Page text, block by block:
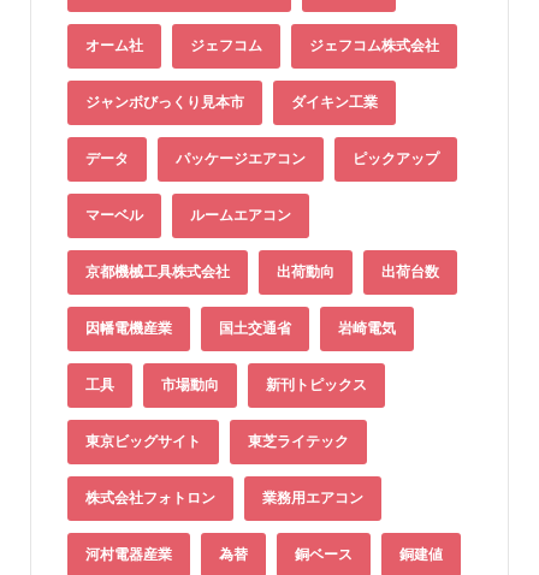
オーム社 ジェフコム ジェフコム株式会社
ジャンボびっくり見本市 ダイキン工業
データ パッケージエアコン ピックアップ
マーベル ルームエアコン
京都機械工具株式会社 出荷動向 出荷台数
因幡電機産業 国土交通省 岩崎電気
工具 市場動向 新刊トピックス
東京ビッグサイト 東芝ライテック
株式会社フォトロン 業務用エアコン
河村電器産業 為替 銅ベース 銅建値